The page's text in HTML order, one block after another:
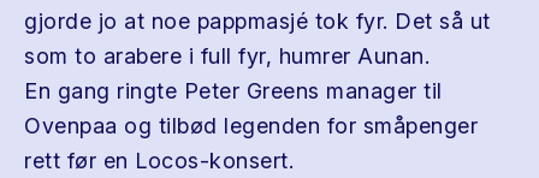
gjorde jo at noe pappmasjé tok fyr. Det så ut
som to arabere i full fyr, humrer Aunan.
En gang ringte Peter Greens manager til
Ovenpaa og tilbød legenden for småpenger
rett før en Locos-konsert.